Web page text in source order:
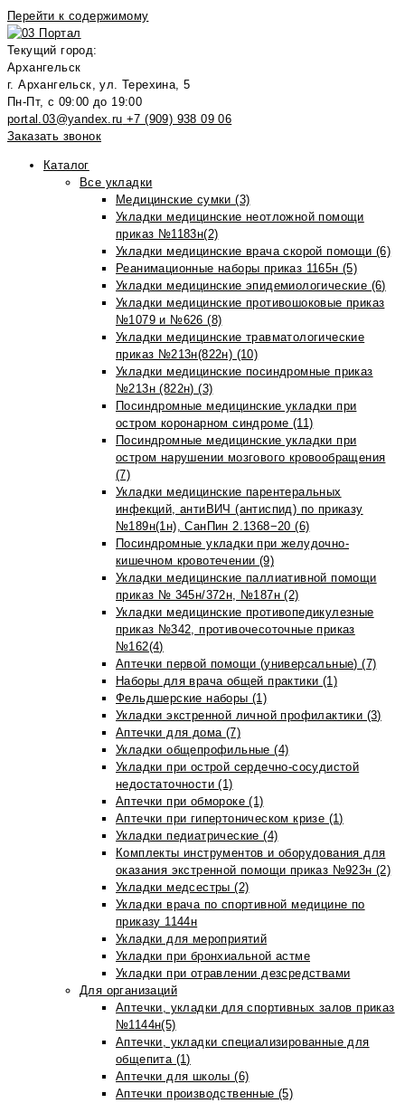
Перейти к содержимому
Текущий город:
Архангельск
г. Архангельск, ул. Терехина, 5
Пн-Пт, с 09:00 до 19:00
portal.03@yandex.ru +7 (909) 938 09 06
Заказать звонок
Каталог
Все укладки
Медицинские сумки (3)
Укладки медицинские неотложной помощи
приказ №1183н(2)
Укладки медицинские врача скорой помощи (6)
Реанимационные наборы приказ 1165н (5)
Укладки медицинские эпидемиологические (6)
Укладки медицинские противошоковые приказ
№1079 и №626 (8)
Укладки медицинские травматологические
приказ №213н(822н) (10)
Укладки медицинские посиндромные приказ
№213н (822н) (3)
Посиндромные медицинские укладки при
остром коронарном синдроме (11)
Посиндромные медицинские укладки при
остром нарушении мозгового кровообращения
(7)
Укладки медицинские парентеральных
инфекций, антиВИЧ (антиспид) по приказу
№189н(1н), СанПин 2.1368−20 (6)
Посиндромные укладки при желудочно-
кишечном кровотечении (9)
Укладки медицинские паллиативной помощи
приказ № 345н/372н, №187н (2)
Укладки медицинские противопедикулезные
приказ №342, противочесоточные приказ
№162(4)
Аптечки первой помощи (универсальные) (7)
Наборы для врача общей практики (1)
Фельдшерские наборы (1)
Укладки экстренной личной профилактики (3)
Аптечки для дома (7)
Укладки общепрофильные (4)
Укладки при острой сердечно-сосудистой
недостаточности (1)
Аптечки при обмороке (1)
Аптечки при гипертоническом кризе (1)
Укладки педиатрические (4)
Комплекты инструментов и оборудования для
оказания экстренной помощи приказ №923н (2)
Укладки медсестры (2)
Укладки врача по спортивной медицине по
приказу 1144н
Укладки для мероприятий
Укладки при бронхиальной астме
Укладки при отравлении дезсредствами
Для организаций
Аптечки, укладки для спортивных залов приказ
№1144н(5)
Аптечки, укладки специализированные для
общепита (1)
Аптечки для школы (6)
Аптечки производственные (5)